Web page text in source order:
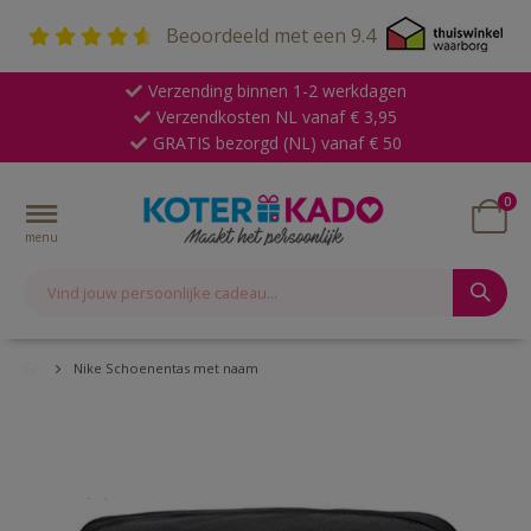
Beoordeeld met een 9.4
Verzending binnen 1-2 werkdagen
Verzendkosten NL vanaf € 3,95
GRATIS bezorgd (NL) vanaf € 50
Toggle
Nav
Cart
0
Nike Schoenentas met naam